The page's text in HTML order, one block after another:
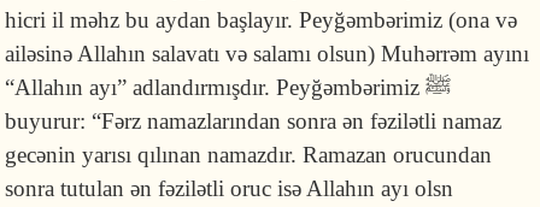
hicri il məhz bu aydan başlayır. Peyğəmbərimiz (ona və
ailəsinə Allahın salavatı və salamı olsun) Muhərrəm ayını
“Allahın ayı” adlandırmışdır. Peyğəmbərimiz ﷺ
buyurur: “Fərz namazlarından sonra ən fəzilətli namaz
gecənin yarısı qılınan namazdır. Ramazan orucundan
sonra tutulan ən fəzilətli oruc isə Allahın ayı olsn